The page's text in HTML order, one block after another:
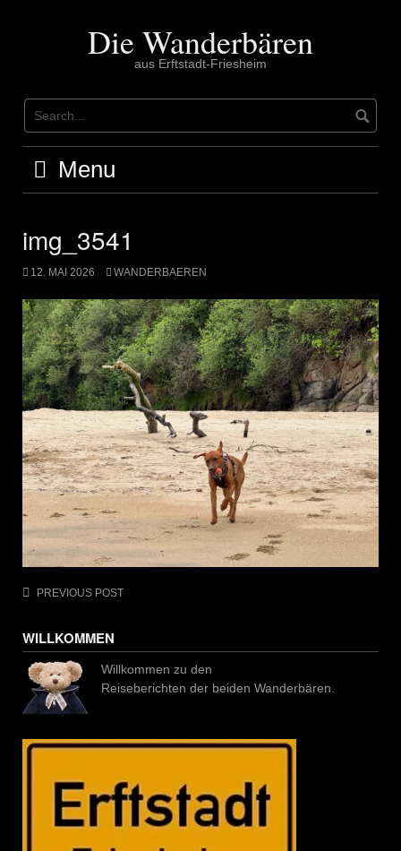
Die Wanderbären
aus Erftstadt-Friesheim
Menu
img_3541
12. MAI 2026 WANDERBAEREN
PostPREVIOUS POST
WILLKOMMEN
Willkommen zu den
Reiseberichten der beiden Wanderbären.